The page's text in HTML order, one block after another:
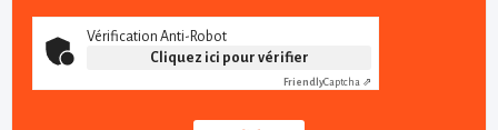
Vérification Anti-Robot
Cliquez ici pour vérifier
FriendlyCaptcha ⇗